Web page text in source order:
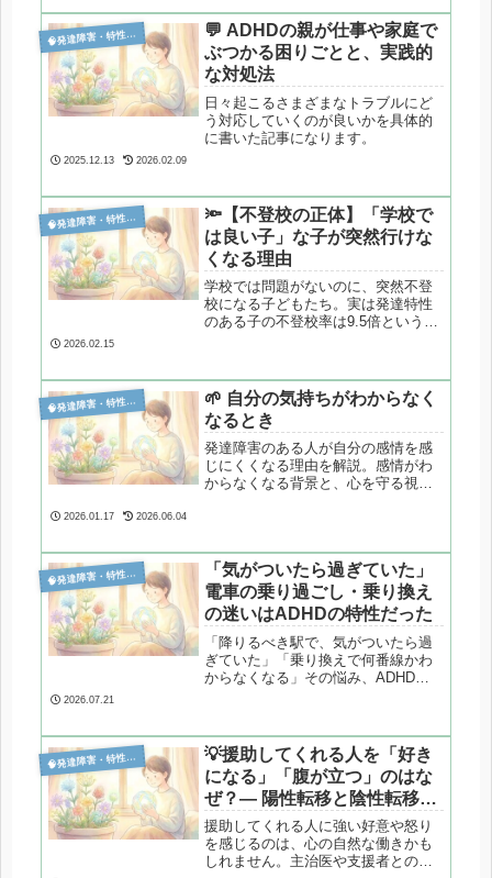
の問題など、ドタキャンの背景にあ
る脳の特性をわかりやすく解説しま
す。

発達障害・特性分析
💬 ADHDの親が仕事や家庭で
ぶつかる困りごとと、実践的
な対処法
日々起こるさまざまなトラブルにど
う対応していくのが良いかを具体的
に書いた記事になります。
2025.12.13 2026.02.09

発達障害・特性分析
🔦【不登校の正体】「学校で
は良い子」な子が突然行けな
くなる理由
学校では問題がないのに、突然不登
校になる子どもたち。実は発達特性
のある子の不登校率は9.5倍というデ
2026.02.15

発達障害・特性分析
🌱 自分の気持ちがわからなく
なるとき
発達障害のある人が自分の感情を感
じにくくなる理由を解説。感情がわ
からなくなる背景と、心を守る視点
2026.01.17 2026.06.04

発達障害・特性分析
「気がついたら過ぎていた」
電車の乗り過ごし・乗り換え
の迷いはADHDの特性だった
「降りるべき駅で、気がついたら過
ぎていた」「乗り換えで何番線かわ
からなくなる」その悩み、ADHDの
的な対処法を、当事者としての経験
も交えて解説します。
2026.07.21

発達障害・特性分析
💡援助してくれる人を「好き
になる」「腹が立つ」のはな
ぜ？― 陽性転移と陰性転移と
いう心の働き
援助してくれる人に強い好意や怒り
を感じるのは、心の自然な働きかも
しれません。主治医や支援者との関